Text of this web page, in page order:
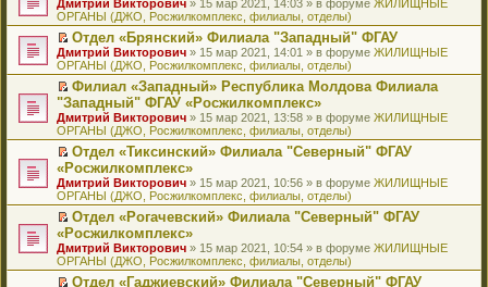
и
ю
о
б
щ
е
н
и
ю
о
м
у
с
о
о
б
щ
е
н
и
ю
и
т
а
н
н
о
м
у
с
о
о
б
щ
е
н
и
ю
е
п
р
о
ч
и
т
а
н
н
о
м
у
с
о
о
б
щ
е
н
и
в
о
м
у
н
е
п
р
о
ч
и
т
а
н
н
о
м
у
с
о
о
и
к
п
е
р
в
о
м
у
н
е
п
р
о
ч
и
т
а
н
н
о
е
р
е
й
т
и
к
п
е
р
в
о
м
у
н
е
п
р
о
ч
и
Дмитрий Викторович » 15 мар 2021, 14:03 » в форуме ЖИЛИЩНЫЕ
ОРГАНЫ (ДЖО, Росжилкомплекс, филиалы, отделы)
П
е
р
е
й
т
и
к
п
е
р
в
о
м
у
н
е
п
р
Отдел «Брянский» Филиала "Западный" ФГАУ
Дмитрий Викторович » 15 мар 2021, 14:01 » в форуме ЖИЛИЩНЫЕ
ОРГАНЫ (ДЖО, Росжилкомплекс, филиалы, отделы)
П
е
р
е
й
т
к
п
е
р
о
м
у
Филиал «Западный» Республика Молдова Филиала
"Западный" ФГАУ «Росжилкомплекс»
Дмитрий Викторович » 15 мар 2021, 13:58 » в форуме ЖИЛИЩНЫЕ
ОРГАНЫ (ДЖО, Росжилкомплекс, филиалы, отделы)
П
р
е
й
т
к
п
е
Отдел «Тиксинский» Филиала "Северный" ФГАУ
«Росжилкомплекс»
Дмитрий Викторович » 15 мар 2021, 10:56 » в форуме ЖИЛИЩНЫЕ
ОРГАНЫ (ДЖО, Росжилкомплекс, филиалы, отделы)
П
р
е
й
Отдел «Рогачевский» Филиала "Северный" ФГАУ
«Росжилкомплекс»
Дмитрий Викторович » 15 мар 2021, 10:54 » в форуме ЖИЛИЩНЫЕ
ОРГАНЫ (ДЖО, Росжилкомплекс, филиалы, отделы)
Отдел «Гаджиевский» Филиала "Северный" ФГАУ